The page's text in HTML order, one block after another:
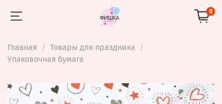
0
Главная
Товары для праздника
Упаковочная бумага